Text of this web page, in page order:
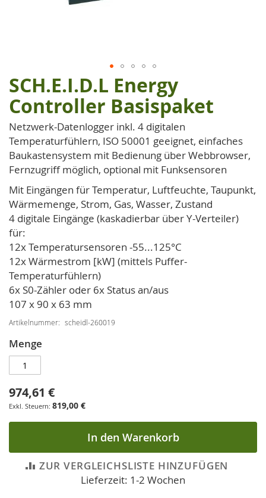
Zum
Anfang
der
Bildgalerie
springen
SCH.E.I.D.L Energy
Controller Basispaket
Netzwerk-Datenlogger inkl. 4 digitalen
Temperaturfühlern, ISO 50001 geeignet, einfaches
Baukastensystem mit Bedienung über Webbrowser,
Fernzugriff möglich, optional mit Funksensoren
Mit Eingängen für Temperatur, Luftfeuchte, Taupunkt,
Wärmemenge, Strom, Gas, Wasser, Zustand
4 digitale Eingänge (kaskadierbar über Y-Verteiler)
für:
12x Temperatursensoren -55...125°C
12x Wärmestrom [kW] (mittels Puffer-
Temperaturfühlern)
6x S0-Zähler oder 6x Status an/aus
107 x 90 x 63 mm
Artikelnummer scheidl-260019
Menge
974,61 €
819,00 €
In den Warenkorb
ZUR VERGLEICHSLISTE HINZUFÜGEN
Lieferzeit: 1-2 Wochen